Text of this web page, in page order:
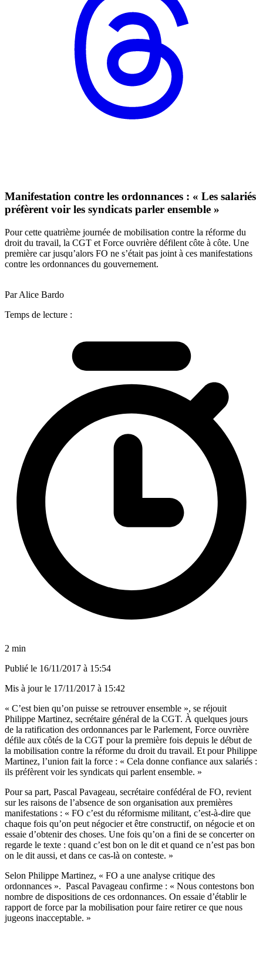
Manifestation contre les ordonnances : « Les salariés
préfèrent voir les syndicats parler ensemble »
Pour cette quatrième journée de mobilisation contre la réforme du
droit du travail, la CGT et Force ouvrière défilent côte à côte. Une
première car jusqu’alors FO ne s’était pas joint à ces manifestations
contre les ordonnances du gouvernement.
Par Alice Bardo
Temps de lecture :
2 min
Publié le 16/11/2017 à 15:54
Mis à jour le 17/11/2017 à 15:42
« C’est bien qu’on puisse se retrouver ensemble », se réjouit
Philippe Martinez, secrétaire général de la CGT. À quelques jours
de la ratification des ordonnances par le Parlement, Force ouvrière
défile aux côtés de la CGT pour la première fois depuis le début de
la mobilisation contre la réforme du droit du travail. Et pour Philippe
Martinez, l’union fait la force : « Cela donne confiance aux salariés :
ils préfèrent voir les syndicats qui parlent ensemble. »
Pour sa part, Pascal Pavageau, secrétaire confédéral de FO, revient
sur les raisons de l’absence de son organisation aux premières
manifestations : « FO c’est du réformisme militant, c’est-à-dire que
chaque fois qu’on peut négocier et être constructif, on négocie et on
essaie d’obtenir des choses. Une fois qu’on a fini de se concerter on
regarde le texte : quand c’est bon on le dit et quand ce n’est pas bon
on le dit aussi, et dans ce cas-là on conteste. »
Selon Philippe Martinez, « FO a une analyse critique des
ordonnances ». Pascal Pavageau confirme : « Nous contestons bon
nombre de dispositions de ces ordonnances. On essaie d’établir le
rapport de force par la mobilisation pour faire retirer ce que nous
jugeons inacceptable. »